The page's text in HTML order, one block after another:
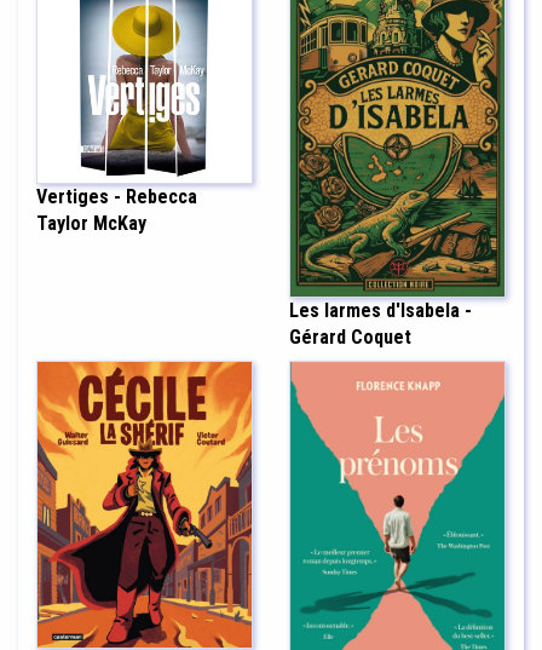
Vertiges - Rebecca
Taylor McKay
Les larmes d'Isabela -
Gérard Coquet